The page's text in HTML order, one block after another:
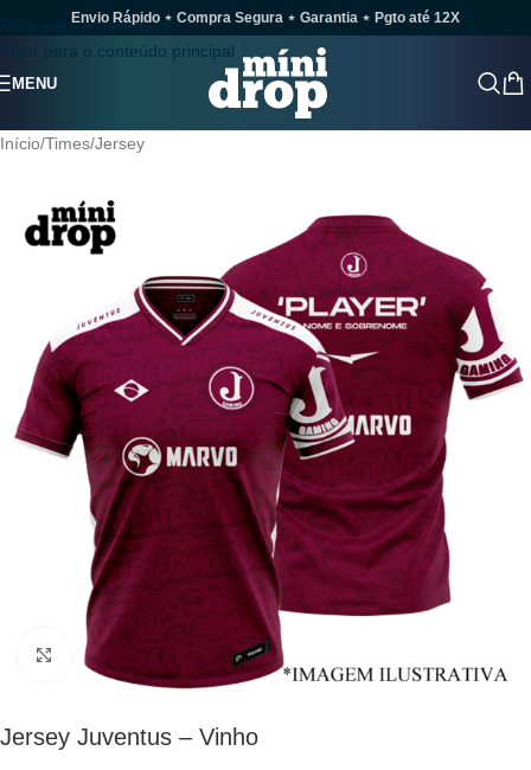
Pular para a navegação
Pular para o conteúdo principal
Envio Rápido ⋆ Compra Segura ⋆ Garantia ⋆ Pgto até 12X
MENU
Início/Times/Jersey
Clique para ampliar
Jersey Juventus – Vinho